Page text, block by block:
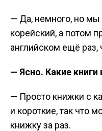
— Да, немного, но мы
корейский, а потом
английском ещё раз,
— Ясно. Какие
— Просто книжки с
и короткие, так что
книжку за раз.